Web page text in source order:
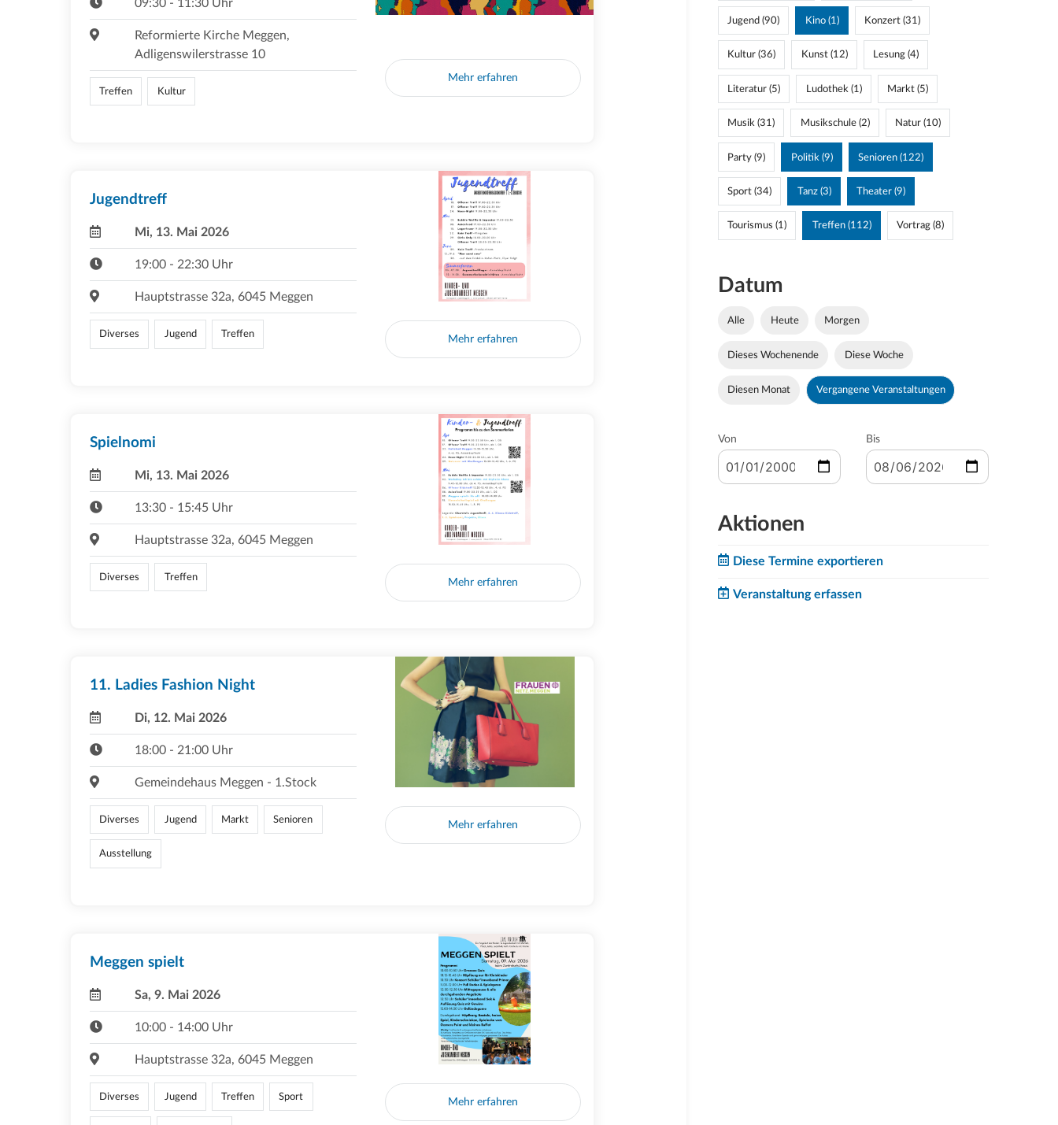
09:30 - 11:30 Uhr
Reformierte Kirche Meggen,
Adligenswilerstrasse 10
Treffen Kultur
Mehr erfahren
Jugendtreff
Mi, 13. Mai 2026
19:00 - 22:30 Uhr
Hauptstrasse 32a, 6045 Meggen
Diverses Jugend Treffen Mehr erfahren
Spielnomi
Mi, 13. Mai 2026
13:30 - 15:45 Uhr
Hauptstrasse 32a, 6045 Meggen
Diverses Treffen Mehr erfahren
11. Ladies Fashion Night
Di, 12. Mai 2026
18:00 - 21:00 Uhr
Gemeindehaus Meggen - 1.Stock
Diverses Jugend Markt Senioren
Ausstellung
Mehr erfahren
Meggen spielt
Sa, 9. Mai 2026
10:00 - 14:00 Uhr
Hauptstrasse 32a, 6045 Meggen
Diverses Jugend Treffen Sport Mehr erfahren
Jugend (90) Kino (1) Konzert (31)
Kultur (36) Kunst (12) Lesung (4)
Literatur (5) Ludothek (1) Markt (5)
Musik (31) Musikschule (2) Natur (10)
Party (9) Politik (9) Senioren (122)
Sport (34) Tanz (3) Theater (9)
Tourismus (1) Treffen (112) Vortrag (8)
Datum
Alle Heute Morgen
Dieses Wochenende Diese Woche
Diesen Monat Vergangene Veranstaltungen
Von Bis
Aktionen
Diese Termine exportieren
Veranstaltung erfassen